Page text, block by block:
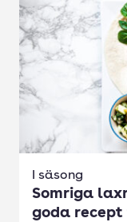
I säsong
Somriga
goda recept